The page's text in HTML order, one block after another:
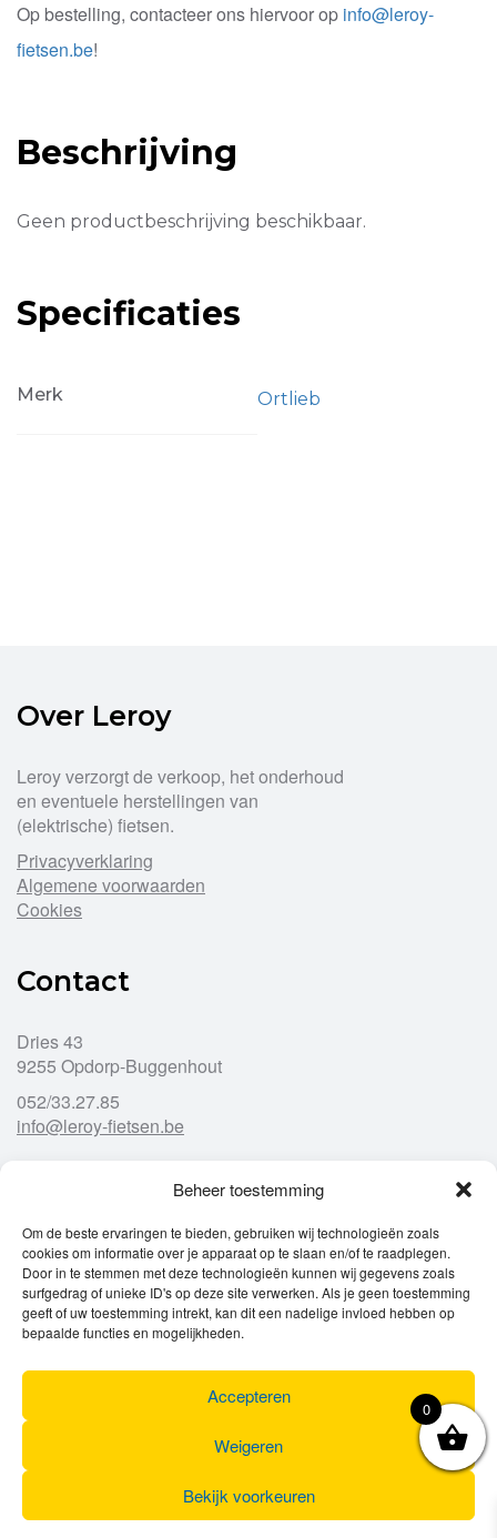
Beheer toestemming
Om de beste ervaringen te bieden, gebruiken wij technologieën zoals
cookies om informatie over je apparaat op te slaan en/of te raadplegen.
Door in te stemmen met deze technologieën kunnen wij gegevens zoals
surfgedrag of unieke ID's op deze site verwerken. Als je geen toestemming
geeft of uw toestemming intrekt, kan dit een nadelige invloed hebben op
bepaalde functies en mogelijkheden.
Accepteren
Weigeren
Bekijk voorkeuren
Op bestelling, contacteer ons hiervoor op info@leroy-
fietsen.be!
Beschrijving
Geen productbeschrijving beschikbaar.
Specificaties
Merk Ortlieb
Over Leroy
Leroy verzorgt de verkoop, het onderhoud
en eventuele herstellingen van
(elektrische) fietsen.
Privacyverklaring
Algemene voorwaarden
Cookies
Contact
Dries 43
9255 Opdorp-Buggenhout
052/33.27.85
info@leroy-fietsen.be
Openingsuren
Ma
gesloten
Di
9u – 12u
13u – 18u00
Wo
9u – 12u
13u – 18u00
Do
9u – 12u
13u – 18u00
Za
0